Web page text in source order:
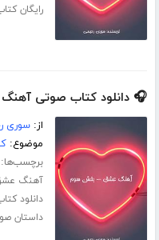
رایگان
🎧 دانلود کتاب صوتی
از:سوری
موضوع:
آهنگ
دانلود
داستان